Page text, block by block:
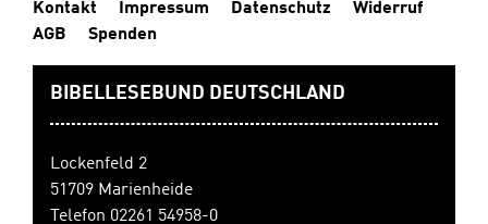
Kontakt Impressum Datenschutz
Widerruf
AGB
Spenden
BIBELLESEBUND DEUTSCHLAND
Lockenfeld 2
51709 Marienheide
Telefon 02261 54958-0